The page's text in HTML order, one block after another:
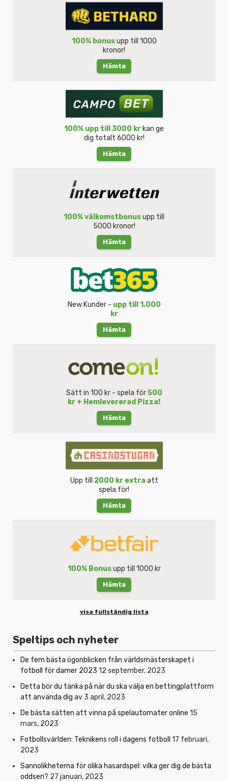
100% bonusupp till 1000
kronor!
Hämta
100% upp till 3000 krkan ge
dig totalt 6000 kr!
Hämta
100% välkomstbonusupp till
5000 kronor!
Hämta
New Kunder - upp till 1,000
kr
Hämta
Sätt in 100 kr - spela för500
kr + Hemlevererad Pizza!
Hämta
Upp till 2000 kr extra att
spela för!
Hämta
100% Bonusupp till 1000 kr
Hämta
visa fullständig lista
Speltips och nyheter
De fem bästa ögonblicken från världsmästerskapet i
fotboll för damer 2023 12 september, 2023
Detta bör du tänka på när du ska välja en bettingplattform
att använda dig av 3 april, 2023
De bästa sätten att vinna på spelautomater online 15
mars, 2023
Fotbollsvärlden: Teknikens roll i dagens fotboll 17 februari,
2023
Sannolikheterna för olika hasardspel: vilka ger dig de bästa
oddsen? 27 januari, 2023